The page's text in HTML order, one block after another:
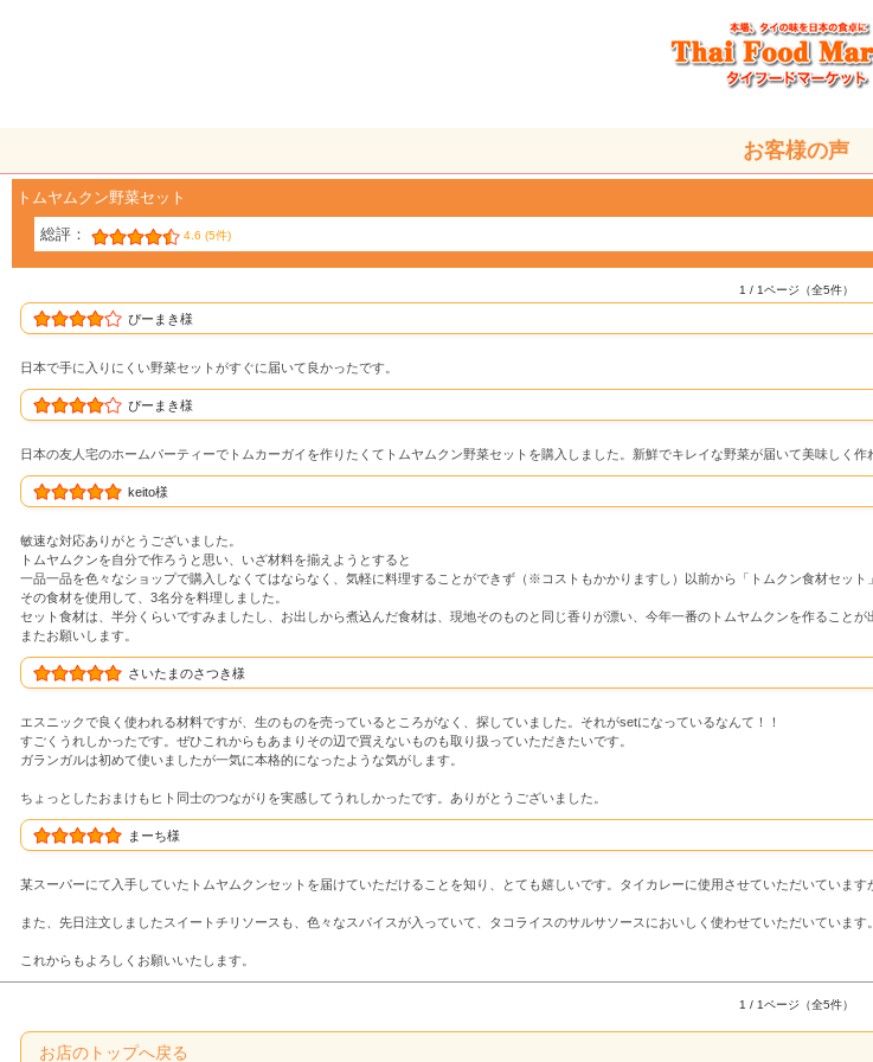
お客様の声
トムヤムクン野菜セット
総評： 4.6 (5件)
1 / 1ページ（全5件）
ぴーまき様
日本で手に入りにくい野菜セットがすぐに届いて良かったです。
ぴーまき様
日本の友人宅のホームパーティーでトムカーガイを作りたくてトムヤムクン野菜セットを購入しました。新鮮でキレイな野菜が届いて美味しく作
keito様
敏速な対応ありがとうございました。
トムヤムクンを自分で作ろうと思い、いざ材料を揃えようとすると
一品一品を色々なショップで購入しなくてはならなく、気軽に料理することができず（※コストもかかりますし）以前から「トムクン食材セッ
その食材を使用して、3名分を料理しました。
セット食材は、半分くらいですみましたし、お出しから煮込んだ食材は、現地そのものと同じ香りが漂い、今年一番のトムヤムクンを作ることが
またお願いします。
さいたまのさつき様
エスニックで良く使われる材料ですが、生のものを売っているところがなく、探していました。それがsetになっているなんて！！
すごくうれしかったです。ぜひこれからもあまりその辺で買えないものも取り扱っていただきたいです。
ガランガルは初めて使いましたが一気に本格的になったような気がします。
ちょっとしたおまけもヒト同士のつながりを実感してうれしかったです。ありがとうございました。
まーち様
某スーパーにて入手していたトムヤムクンセットを届けていただけることを知り、とても嬉しいです。タイカレーに使用させていただいています
また、先日注文しましたスイートチリソースも、色々なスパイスが入っていて、タコライスのサルサソースにおいしく使わせていただいています。
これからもよろしくお願いいたします。
1 / 1ページ（全5件）
お店のトップへ戻る